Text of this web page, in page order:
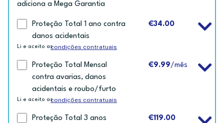
adiciona a Mega Garantia
Proteção Total 1 ano contra
danos acidentais
€34.00
Li e aceito ascondições contratuais
Proteção Total Mensal
contra avarias, danos
acidentais e roubo/furto
€9.99/mês
Li e aceito ascondições contratuais
Proteção Total 3 anos
€119.00